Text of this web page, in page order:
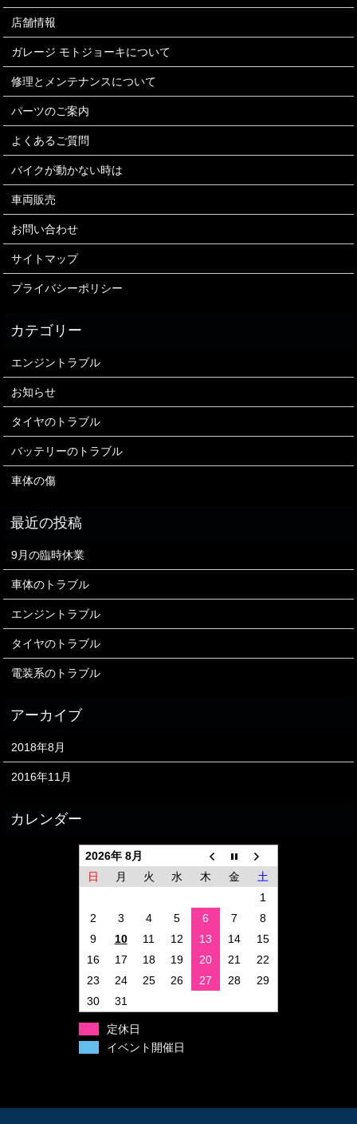
店舗情報
ガレージ モトジョーキについて
修理とメンテナンスについて
パーツのご案内
よくあるご質問
バイクが動かない時は
車両販売
お問い合わせ
サイトマップ
プライバシーポリシー
エンジントラブル
お知らせ
タイヤのトラブル
バッテリーのトラブル
車体の傷
9月の臨時休業
車体のトラブル
エンジントラブル
タイヤのトラブル
電装系のトラブル
2018年8月
2016年11月
2026年 8月
日
月 火 水 木 金
土
1
2
3 4 5 6 7
8
9
10 11 12 13 14
15
16
17 18 19 20 21
22
23
24 25 26 27 28
29
30
31
定休日
イベント開催日